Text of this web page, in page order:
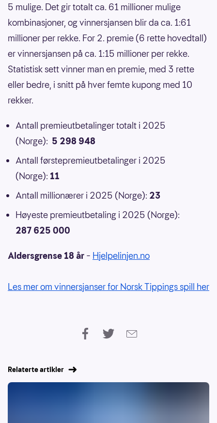
5 mulige. Det gir totalt ca. 61 millioner mulige
kombinasjoner, og vinnersjansen blir da ca. 1:61
millioner per rekke. For 2. premie (6 rette hovedtall)
er vinnersjansen på ca. 1:15 millioner per rekke.
Statistisk sett vinner man en premie, med 3 rette
eller bedre, i snitt på hver femte kupong med 10
rekker.
Antall premieutbetalinger totalt i 2025
(Norge): 5 298 948
Antall førstepremieutbetalinger i 2025
(Norge): 11
Antall millionærer i 2025 (Norge): 23
Høyeste premieutbetaling i 2025 (Norge):
287 625 000
Aldersgrense 18 år – Hjelpelinjen.no
Les mer om vinnersjanser for Norsk Tippings spill her
Relaterte artikler